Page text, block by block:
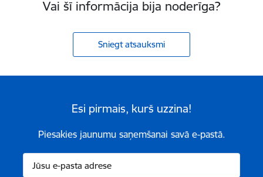
Vai šī informācija bija noderīga?
Sniegt atsauksmi
Esi pirmais, kurš uzzina!
Piesakies jaunumu saņemšanai savā e-pastā.